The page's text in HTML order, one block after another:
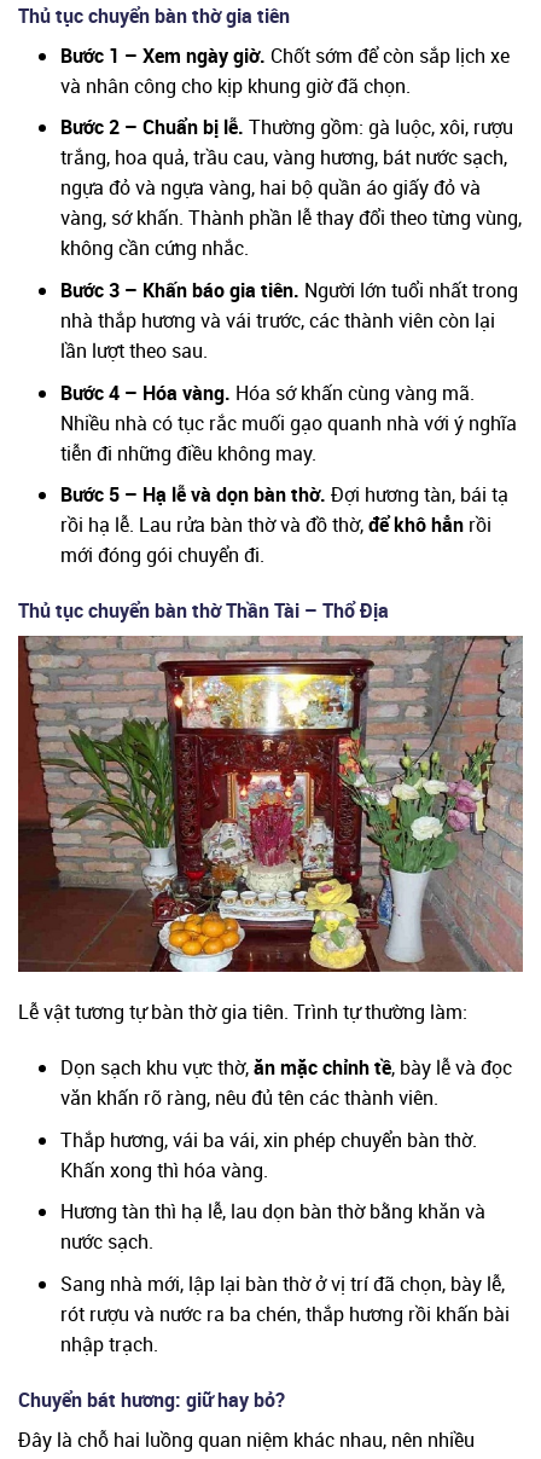
Thủ tục chuyển bàn thờ gia tiên
Bước 1 – Xem ngày giờ. Chốt sớm để còn sắp lịch xe
và nhân công cho kịp khung giờ đã chọn.
Bước 2 – Chuẩn bị lễ. Thường gồm: gà luộc, xôi, rượu
trắng, hoa quả, trầu cau, vàng hương, bát nước sạch,
ngựa đỏ và ngựa vàng, hai bộ quần áo giấy đỏ và
vàng, sớ khấn. Thành phần lễ thay đổi theo từng vùng,
không cần cứng nhắc.
Bước 3 – Khấn báo gia tiên. Người lớn tuổi nhất trong
nhà thắp hương và vái trước, các thành viên còn lại
lần lượt theo sau.
Bước 4 – Hóa vàng. Hóa sớ khấn cùng vàng mã.
Nhiều nhà có tục rắc muối gạo quanh nhà với ý nghĩa
tiễn đi những điều không may.
Bước 5 – Hạ lễ và dọn bàn thờ. Đợi hương tàn, bái tạ
rồi hạ lễ. Lau rửa bàn thờ và đồ thờ,để khô hẳn rồi
mới đóng gói chuyển đi.
Thủ tục chuyển bàn thờ Thần Tài – Thổ Địa
Lễ vật tương tự bàn thờ gia tiên. Trình tự thường làm:
Dọn sạch khu vực thờ,ăn mặc chỉnh tề, bày lễ và đọc
văn khấn rõ ràng, nêu đủ tên các thành viên.
Thắp hương, vái ba vái, xin phép chuyển bàn thờ.
Khấn xong thì hóa vàng.
Hương tàn thì hạ lễ, lau dọn bàn thờ bằng khăn và
nước sạch.
Sang nhà mới, lập lại bàn thờ ở vị trí đã chọn, bày lễ,
rót rượu và nước ra ba chén, thắp hương rồi khấn bài
nhập trạch.
Chuyển bát hương: giữ hay bỏ?
Đây là chỗ hai luồng quan niệm khác nhau, nên nhiều